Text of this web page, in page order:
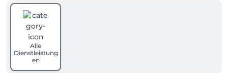
Alle
Dienstleistung
en